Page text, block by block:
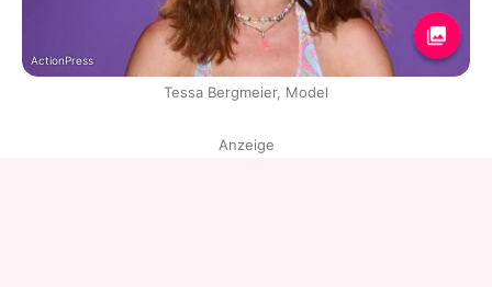
ActionPress
Tessa Bergmeier, Model
Anzeige